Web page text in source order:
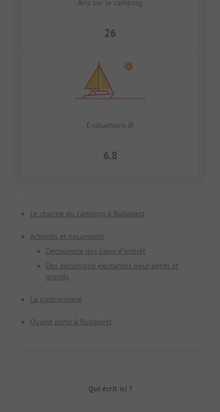
Avis sur le camping
26
Évaluations Ø
6.8
Le charme du camping à Budapest
Activités et excursions
Découverte des lieux d'intérêt
Des excursions excitantes pour petits et
grands
La gastronomie
Quand partir à Budapest
Qui écrit ici ?